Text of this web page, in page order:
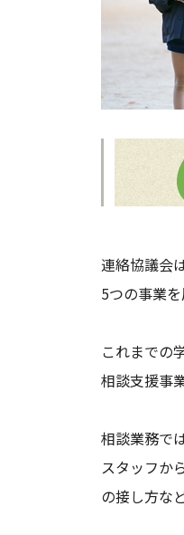
連絡協議会
5つの事業を
これまでの
相談支援事
相談業務で
スタッフか
の接し方な